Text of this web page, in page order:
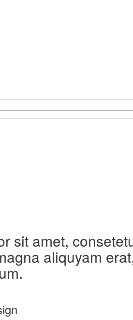
sit amet,
aliquyam